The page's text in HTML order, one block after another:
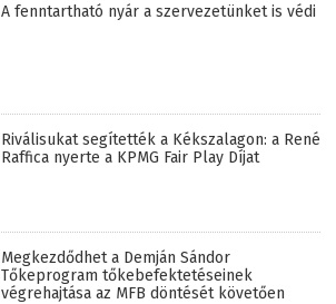
A fenntartható nyár a szervezetünket is védi
Riválisukat segítették a Kékszalagon: a René
Raffica nyerte a KPMG Fair Play Díjat
Megkezdődhet a Demján Sándor
Tőkeprogram tőkebefektetéseinek
végrehajtása az MFB döntését követően